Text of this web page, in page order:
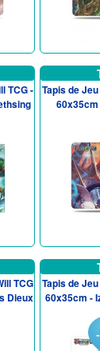
TCG -
Tapis de
60x35cm
TCG
Dieux
Tapis de
60x35cm -